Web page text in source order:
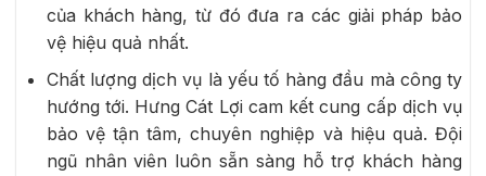
của khách hàng, từ đó đưa ra các giải pháp bảo
vệ hiệu quả nhất.
Chất lượng dịch vụ là yếu tố hàng đầu mà công ty
hướng tới. Hưng Cát Lợi cam kết cung cấp dịch vụ
bảo vệ tận tâm, chuyên nghiệp và hiệu quả. Đội
ngũ nhân viên luôn sẵn sàng hỗ trợ khách hàng